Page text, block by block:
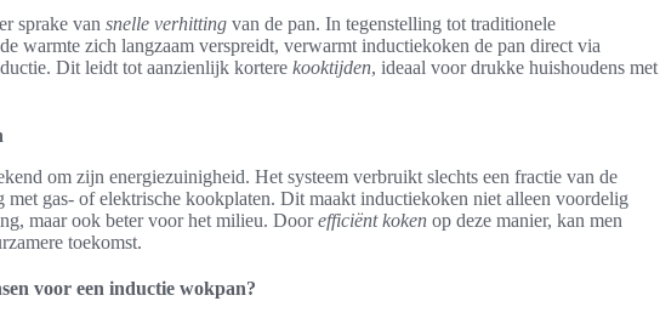
sprake van snelle verhitting van de pan. In tegenstelling tot traditionele
warmte zich langzaam verspreidt, verwarmt inductiekoken de pan direct via
Dit leidt tot aanzienlijk kortere kooktijden, ideaal voor drukke huishoudens met
om zijn energiezuinigheid. Het systeem verbruikt slechts een fractie van de
met gas- of elektrische kookplaten. Dit maakt inductiekoken niet alleen voordelig
maar ook beter voor het milieu. Doorefficiënt koken op deze manier, kan men
toekomst.
voor een inductie wokpan?